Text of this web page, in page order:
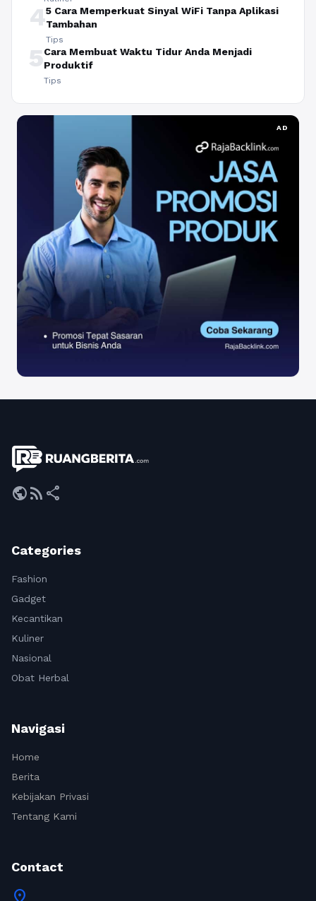
45 Cara Memperkuat Sinyal WiFi Tanpa Aplikasi
Tambahan
Tips
5Cara Membuat Waktu Tidur Anda Menjadi
Produktif
Tips
AD
publicrss_feed share
Categories
Fashion
Gadget
Kecantikan
Kuliner
Nasional
Obat Herbal
Navigasi
Home
Berita
Kebijakan Privasi
Tentang Kami
Contact
location_on